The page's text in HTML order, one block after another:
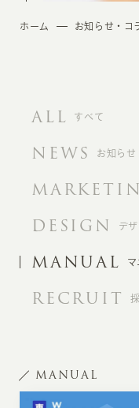
ホーム お知らせ・コ
ALL すべて
NEWS お知らせ
DESIGN デ
MANUAL
RECRUIT
MANUAL